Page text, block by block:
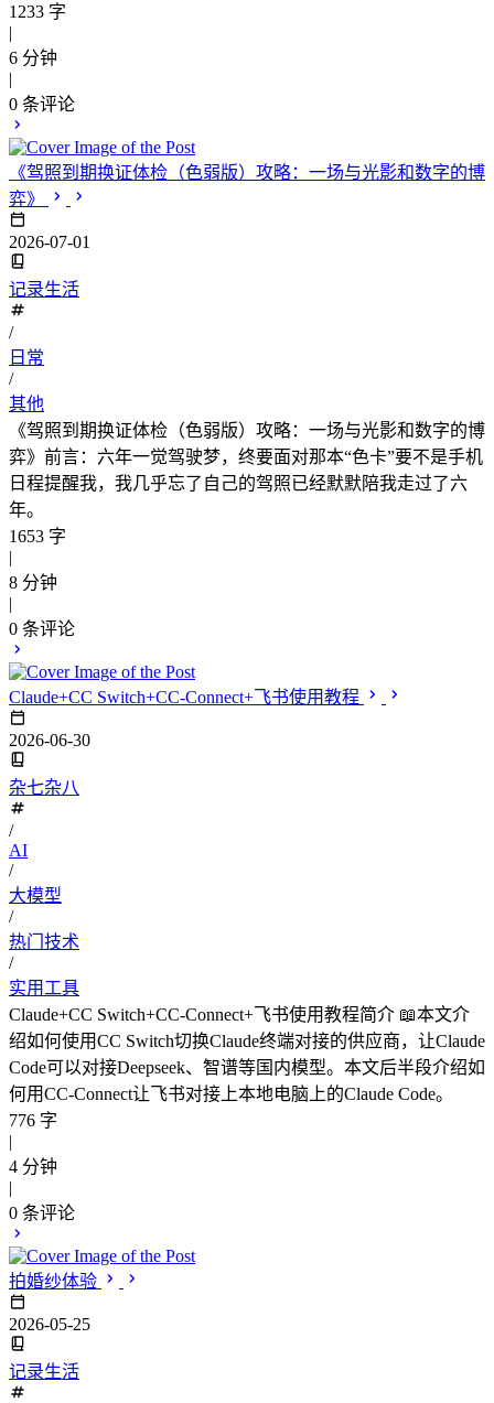
1233 字
|
6 分钟
|
0 条评论
《驾照到期换证体检（色弱版）攻略：一场与光影和数字的博
弈》
2026-07-01
记录生活
/
日常
/
其他
《驾照到期换证体检（色弱版）攻略：一场与光影和数字的博
弈》前言：六年一觉驾驶梦，终要面对那本“色卡”要不是手机
日程提醒我，我几乎忘了自己的驾照已经默默陪我走过了六
年。
1653 字
|
8 分钟
|
0 条评论
Claude+CC Switch+CC-Connect+飞书使用教程
2026-06-30
杂七杂八
/
AI
/
大模型
/
热门技术
/
实用工具
Claude+CC Switch+CC-Connect+飞书使用教程简介 📖本文介
绍如何使用CC Switch切换Claude终端对接的供应商，让Claude
Code可以对接Deepseek、智谱等国内模型。本文后半段介绍如
何用CC-Connect让飞书对接上本地电脑上的Claude Code。
776 字
|
4 分钟
|
0 条评论
拍婚纱体验
2026-05-25
记录生活